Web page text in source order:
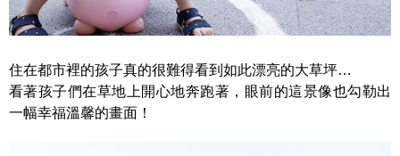
住在都市裡的孩子真的很難得看到如此漂亮的大草坪…
看著孩子們在草地上開心地奔跑著，眼前的這景像也勾勒出
一幅幸福溫馨的畫面！